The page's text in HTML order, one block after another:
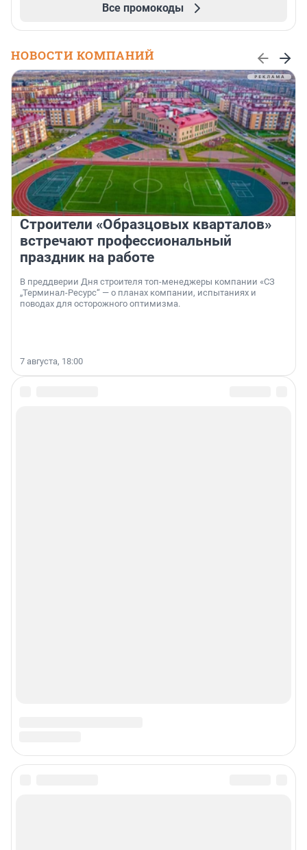
Все промокоды
НОВОСТИ КОМПАНИЙ
Строители «Образцовых кварталов»
встречают профессиональный
праздник на работе
В преддверии Дня строителя топ-менеджеры компании «СЗ
„Терминал-Ресурс“ — о планах компании, испытаниях и
поводах для осторожного оптимизма.
7 августа, 18:00